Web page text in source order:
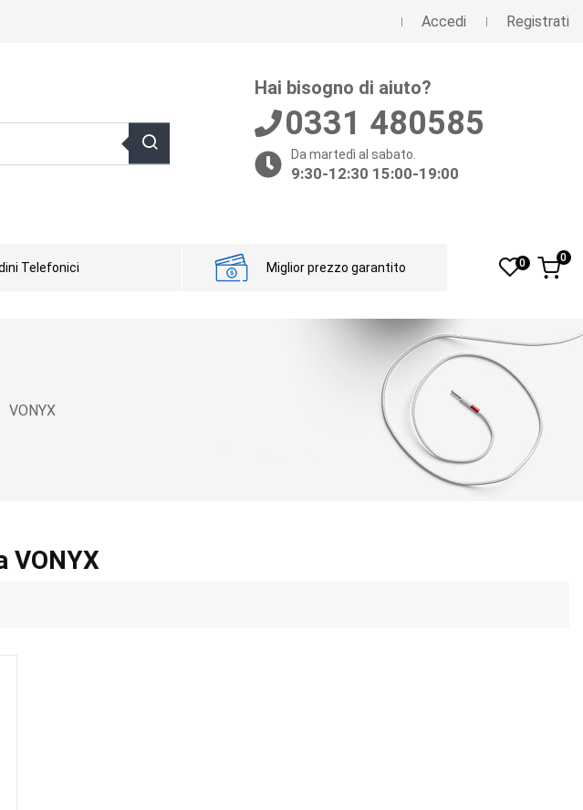
Accedi Registrati
Hai bisogno di aiuto?
0331 480585
Da martedì al sabato.
9:30-12:30 15:00-19:00
Telefonici Miglior prezzo garantito 0 0
VONYX
VONYX